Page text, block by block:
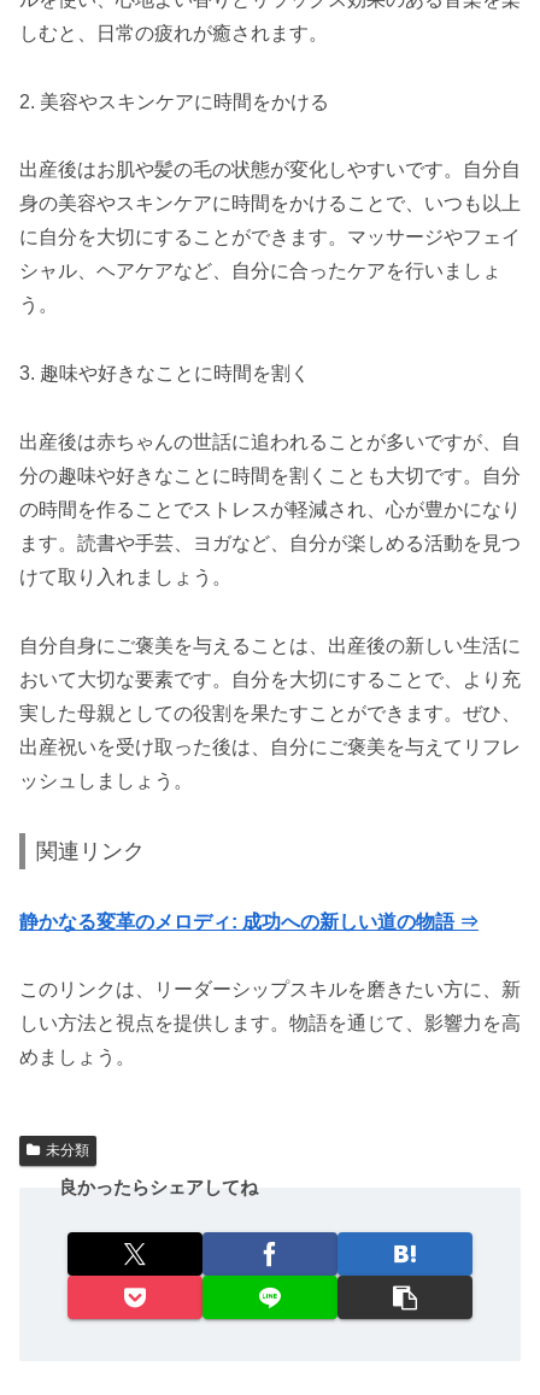
しむと、日常の疲れが癒されます。
2. 美容やスキンケアに時間をかける
出産後はお肌や髪の毛の状態が変化しやすいです。自分自
身の美容やスキンケアに時間をかけることで、いつも以上
に自分を大切にすることができます。マッサージやフェイ
シャル、ヘアケアなど、自分に合ったケアを行いましょ
う。
3. 趣味や好きなことに時間を割く
出産後は赤ちゃんの世話に追われることが多いですが、自
分の趣味や好きなことに時間を割くことも大切です。自分
の時間を作ることでストレスが軽減され、心が豊かになり
ます。読書や手芸、ヨガなど、自分が楽しめる活動を見つ
けて取り入れましょう。
自分自身にご褒美を与えることは、出産後の新しい生活に
おいて大切な要素です。自分を大切にすることで、より充
実した母親としての役割を果たすことができます。ぜひ、
出産祝いを受け取った後は、自分にご褒美を与えてリフレ
ッシュしましょう。
関連リンク
静かなる変革のメロディ: 成功への新しい道の物語 ⇒
このリンクは、リーダーシップスキルを磨きたい方に、新
しい方法と視点を提供します。物語を通じて、影響力を高
めましょう。
未分類
良かったらシェアしてね